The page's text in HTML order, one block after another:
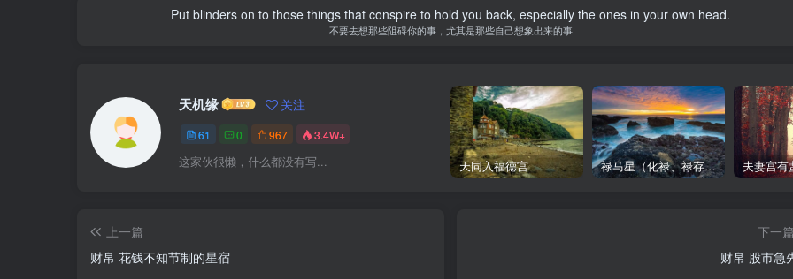
Put blinders on to those things that conspire to hold you back, especially the ones in your own head.
不要去想那些阻碍你的事，尤其是那些自己想象出来的事
天机缘 关注
61 0 967 3.4W+
这家伙很懒，什么都没有写... 天同入福德宫 禄马星（化禄、禄存、天马）在各宫情况-紫微斗数格局 夫妻宫有
上一篇
财帛 花钱不知节制的星宿
下一篇
财帛 股市急